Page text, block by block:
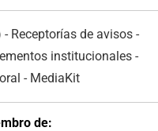
- Receptorías de avisos -
institucionales -
- MediaKit
de: